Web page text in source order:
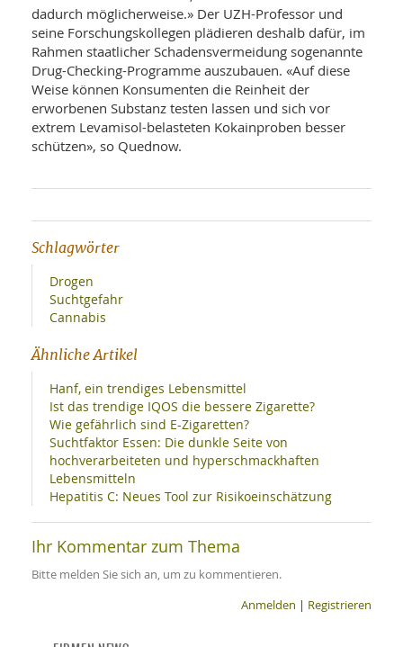
dadurch möglicherweise.» Der UZH-Professor und
seine Forschungskollegen plädieren deshalb dafür, im
Rahmen staatlicher Schadensvermeidung sogenannte
Drug-Checking-Programme auszubauen. «Auf diese
Weise können Konsumenten die Reinheit der
erworbenen Substanz testen lassen und sich vor
extrem Levamisol-belasteten Kokainproben besser
schützen», so Quednow.
Schlagwörter
Drogen
Suchtgefahr
Cannabis
Ähnliche Artikel
Hanf, ein trendiges Lebensmittel
Ist das trendige IQOS die bessere Zigarette?
Wie gefährlich sind E-Zigaretten?
Suchtfaktor Essen: Die dunkle Seite von
hochverarbeiteten und hyperschmackhaften
Lebensmitteln
Hepatitis C: Neues Tool zur Risikoeinschätzung
Ihr Kommentar zum Thema
Bitte melden Sie sich an, um zu kommentieren.
Anmelden | Registrieren